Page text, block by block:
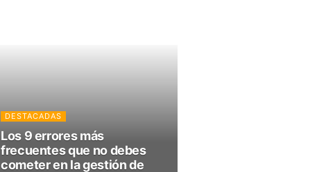
DESTACADAS
Los 9 errores más
frecuentes que no debes
cometer en la gestión de